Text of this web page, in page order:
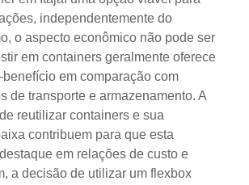
independentemente do
o aspecto econômico não pode ser
em containers geralmente oferece
benefício em comparação com
de transporte e armazenamento. A
reutilizar containers e sua
contribuem para que esta
em relações de custo e
a decisão de utilizar um flexbox